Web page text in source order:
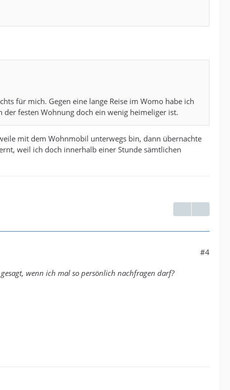
für mich. Gegen eine lange Reise im Womo habe ich
festen Wohnung doch ein wenig heimeliger ist.
mit dem Wohnmobil unterwegs bin, dann übernachte
weil ich doch innerhalb einer Stunde sämtlichen
#4
wenn ich mal so persönlich nachfragen darf?